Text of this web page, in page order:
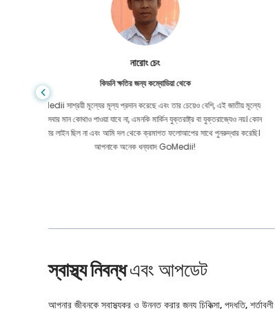
গ্যাস্ট্রোএন্টারোলজির জন্য বাংলাদেশ থেকে
আমি আমার ছেলে এবং GoMedii-এর উজ্জ্বল দলকে ধন্যবাদ জানাই যারা
বাংলাদেশ থেকে ভারতে আমার যাত্রায় আমাকে সাহায্য করেছিল। GoMedii
ক্ষেত্রে আমরা সঠিক পছন্দ করেছি। চিকিৎসার পরও তারা আমাদের সঙ্গে দারুণ
স্বাস্থ্য নিবন্ধএবং আপডেট
আপনার জীবনকে স্বাস্থ্যকর ও উন্নত করার জন্য চিকিত্সা, পদ্ধতি,